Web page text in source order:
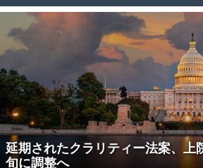
延期されたクラリティー法案、上
旬に調整へ